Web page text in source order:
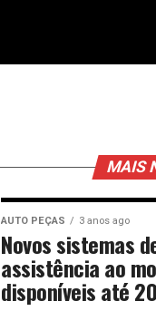
MAIS
AUTO PEÇAS 3 anos ago
Novos sistemas
assistência ao
disponíveis até